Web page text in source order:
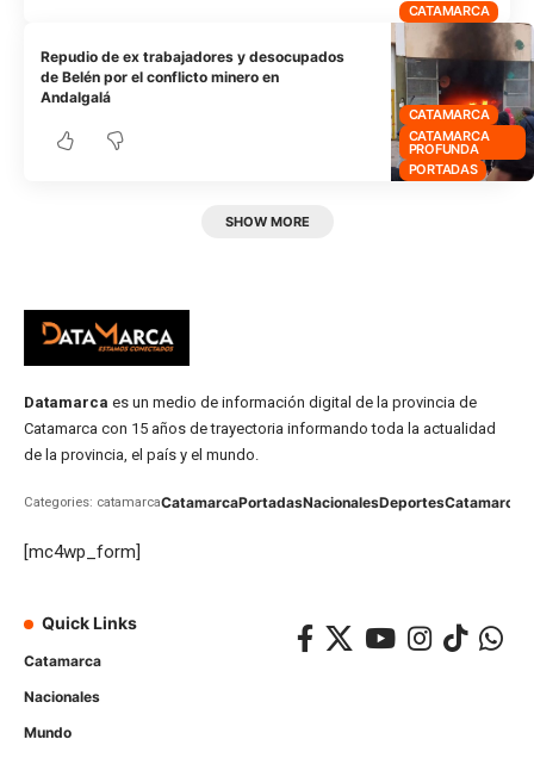
CATAMARCA
CATAMARCA
CATAMARCA
PROFUNDA
PORTADAS
Repudio de ex trabajadores y desocupados
de Belén por el conflicto minero en
Andalgalá
SHOW MORE
Datamarca es un medio de información digital de la provincia de
Catamarca con 15 años de trayectoria informando toda la actualidad
de la provincia, el país y el mundo.
Categories: catamarcaCatamarcaPortadasNacionalesDeportesCatamarca
[mc4wp_form]
Quick Links
Catamarca
Nacionales
Mundo